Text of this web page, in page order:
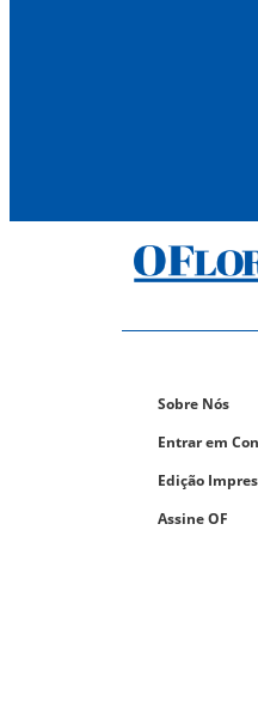
Sobre Nós
Entrar em
Edição
Assine OF